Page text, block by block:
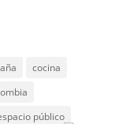
cocina
público